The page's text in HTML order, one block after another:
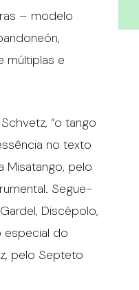
– modelo
múltiplas e
“o tango
no texto
Misatango, pelo
Segue-
Discépolo,
especial do
pelo Septeto